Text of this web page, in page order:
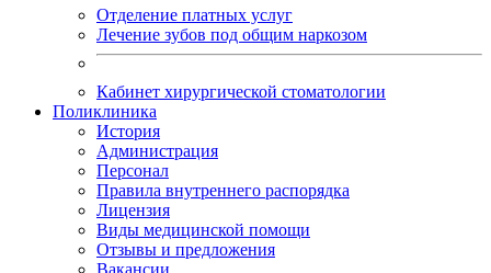
Отделение платных услуг
Лечение зубов под общим наркозом
Кабинет хирургической стоматологии
Поликлиника
История
Администрация
Персонал
Правила внутреннего распорядка
Лицензия
Виды медицинской помощи
Отзывы и предложения
Вакансии